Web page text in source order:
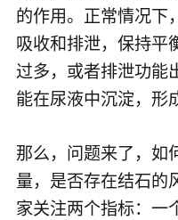
的作用。正常情况下
吸收和排泄，保持平
过多，或者排泄功能
能在尿液中沉淀，形
那么，问题来了，如
量，是否存在结石的
家关注两个指标：一